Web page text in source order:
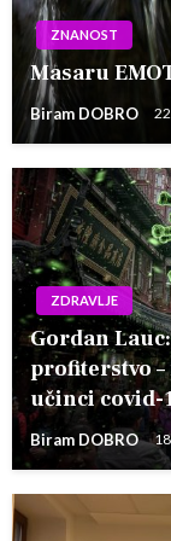
ZNANOST
Masaru
Biram DOBRO
ZDRAVLJE
Gordan
profiterstvo
učinci covid-
Biram DOBRO